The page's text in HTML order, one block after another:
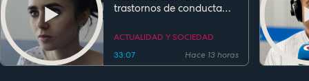
trastornos de conducta
ACTUALIDAD Y SOCIEDAD
33:07
Hace 13 horas